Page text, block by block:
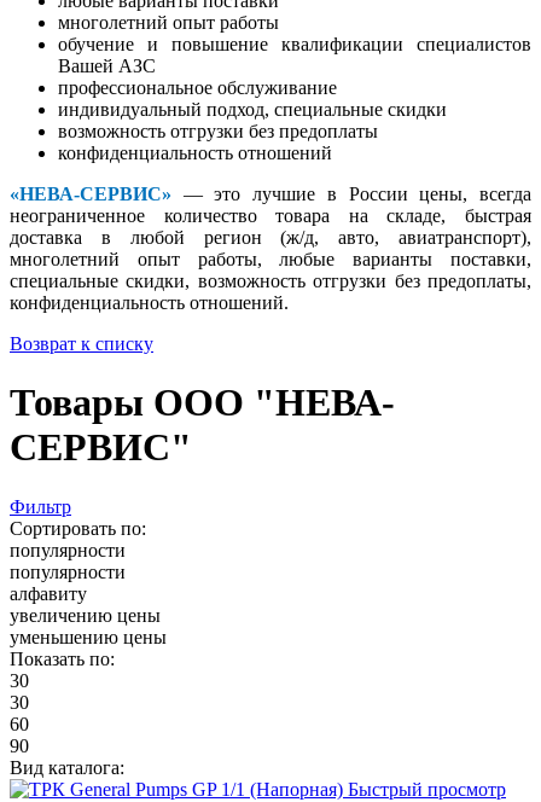
многолетний опыт работы
обучение и повышение квалификации специалистов
Вашей АЗС
профессиональное обслуживание
индивидуальный подход, специальные скидки
возможность отгрузки без предоплаты
конфиденциальность отношений
«НЕВА-СЕРВИС» — это лучшие в России цены, всегда
неограниченное количество товара на складе, быстрая
доставка в любой регион (ж/д, авто, авиатранспорт),
многолетний опыт работы, любые варианты поставки,
специальные скидки, возможность отгрузки без предоплаты,
конфиденциальность отношений.
Возврат к списку
Товары ООО "НЕВА-
СЕРВИС"
Фильтр
Сортировать по:
популярности
популярности
алфавиту
увеличению цены
уменьшению цены
Показать по:
30
30
60
90
Вид каталога:
Быстрый просмотр